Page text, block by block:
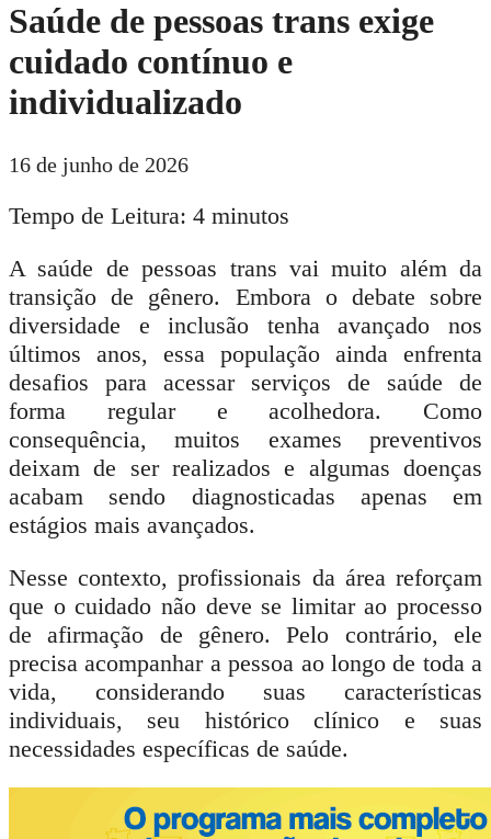
Saúde de pessoas trans exige
cuidado contínuo e
individualizado
16 de junho de 2026
Tempo de Leitura: 4 minutos
A saúde de pessoas trans vai muito além da
transição de gênero. Embora o debate sobre
diversidade e inclusão tenha avançado nos
últimos anos, essa população ainda enfrenta
desafios para acessar serviços de saúde de
forma regular e acolhedora. Como
consequência, muitos exames preventivos
deixam de ser realizados e algumas doenças
acabam sendo diagnosticadas apenas em
estágios mais avançados.
Nesse contexto, profissionais da área reforçam
que o cuidado não deve se limitar ao processo
de afirmação de gênero. Pelo contrário, ele
precisa acompanhar a pessoa ao longo de toda a
vida, considerando suas características
individuais, seu histórico clínico e suas
necessidades específicas de saúde.